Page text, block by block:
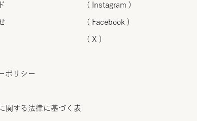
ポリシー
関する法律に 基づく表
( Instagram )
( Facebook )
( X )